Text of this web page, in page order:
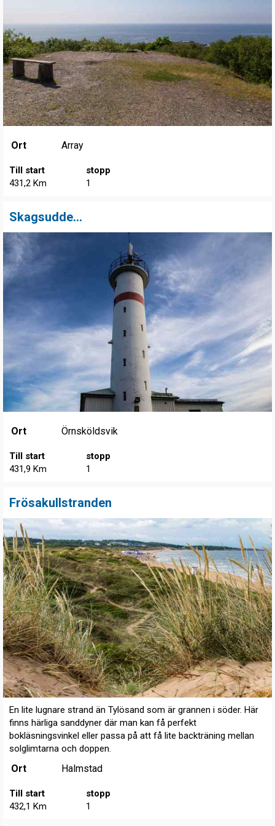
Ort Array
Till start
431,2 Km
stopp
1
Skagsudde...
Ort Örnsköldsvik
Till start
431,9 Km
stopp
1
Frösakullstranden
En lite lugnare strand än Tylösand som är grannen i söder. Här
finns härliga sanddyner där man kan få perfekt
bokläsningsvinkel eller passa på att få lite backträning mellan
solglimtarna och doppen.
Ort Halmstad
Till start
432,1 Km
stopp
1